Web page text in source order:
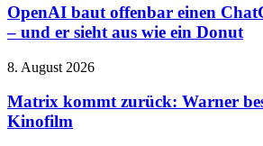
beim
Rebirth-
aus
offenbar
einen
ChatGPT-
–
er
sieht
OpenAI baut offenbar einen
– und er sieht aus wie ein Donut
Matrix
zurück:
Warner
bestätigt
8. August 2026
Matrix kommt zurück: Warner
Kinofilm